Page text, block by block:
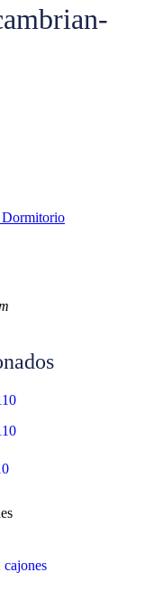
Dormitorio
Este
múltiples
variantes.